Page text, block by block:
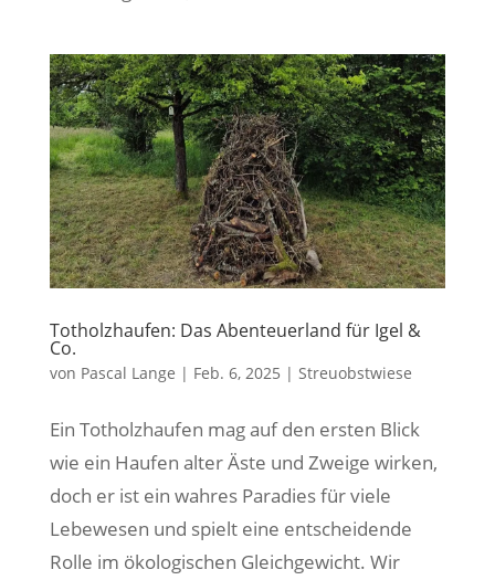
Totholzhaufen: Das Abenteuerland für Igel &
Co.
von Pascal Lange | Feb. 6, 2025 | Streuobstwiese
Ein Totholzhaufen mag auf den ersten Blick
wie ein Haufen alter Äste und Zweige wirken,
doch er ist ein wahres Paradies für viele
Lebewesen und spielt eine entscheidende
Rolle im ökologischen Gleichgewicht. Wir